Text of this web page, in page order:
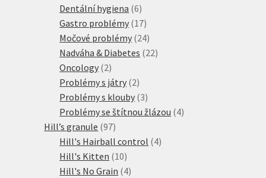
Dentální hygiena 66
produktů
Gastro problémy 1717
produktů
Močové problémy 2424
produktů
Nadváha & Diabetes 2222
Oncology 22
produkty
Problémy s játry 22
produkty
Problémy s klouby 33
produkty
Problémy se štítnou žlázou 44
Hill’s granule 9797
produktů
Hill's Hairball control 44
Hill's Kitten 1010
produktů
Hill's No Grain 44